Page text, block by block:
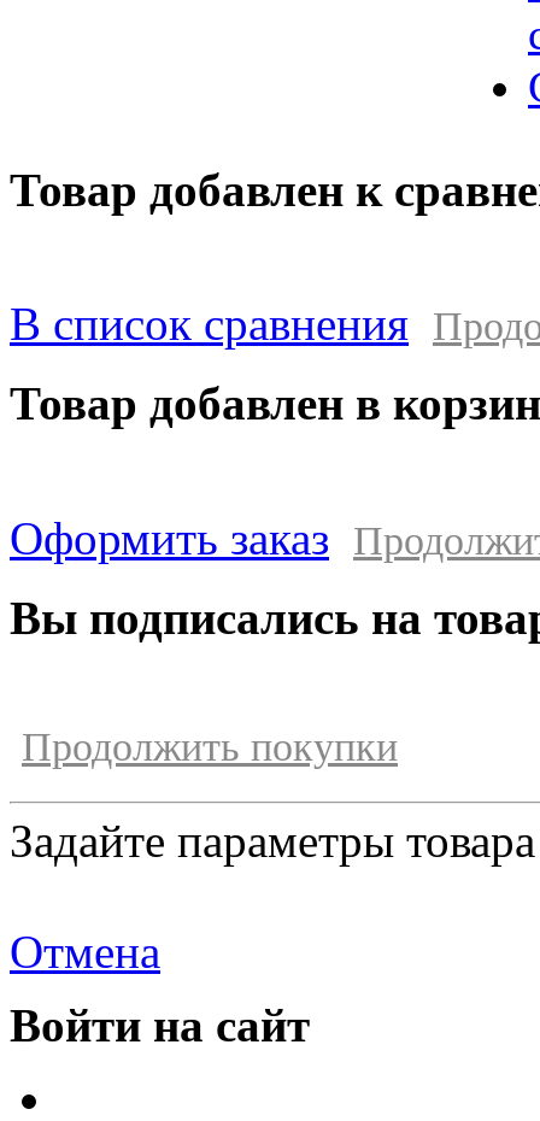
Товар добавлен к
В список сравнения
Товар добавлен в
Оформить заказ
Вы подписались на
Продолжить покупки
Задайте параметры товара
Отмена
Войти на сайт